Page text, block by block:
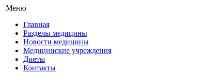
Меню
Главная
Разделы медицины
Новости медицины
Медицинские учреждения
Диеты
Контакты